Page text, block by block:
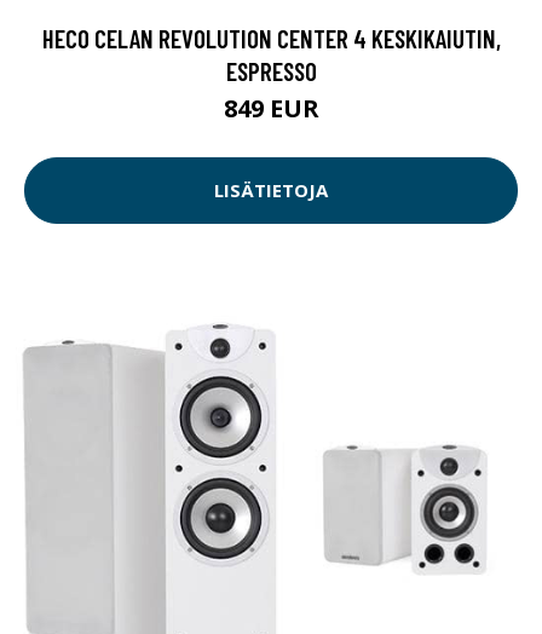
HECO CELAN REVOLUTION CENTER 4 KESKIKAIUTIN,
ESPRESSO
849 EUR
LISÄTIETOJA